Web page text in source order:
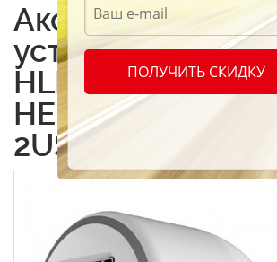
Аксессуары
устройство
HELMET Car
2USB 2.4A
ПОЛУЧИТЬ СКИДКУ